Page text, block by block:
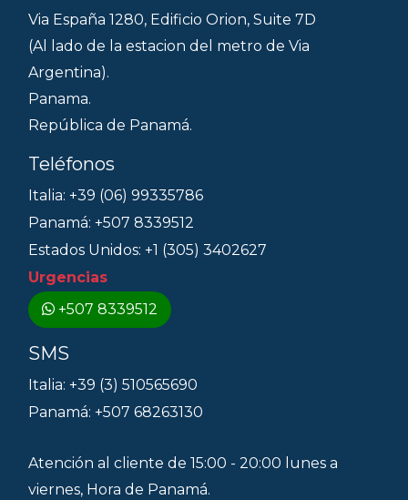
Via España 1280, Edificio Orion, Suite 7D
(Al lado de la estacion del metro de Via
Argentina).
Panama.
República de Panamá.
Teléfonos
Italia: +39 (06) 99335786
Panamá: +507 8339512
Estados Unidos: +1 (305) 3402627
Urgencias
+507 8339512
SMS
Italia: +39 (3) 510565690
Panamá: +507 68263130
Atención al cliente de 15:00 - 20:00 lunes a
viernes, Hora de Panamá.